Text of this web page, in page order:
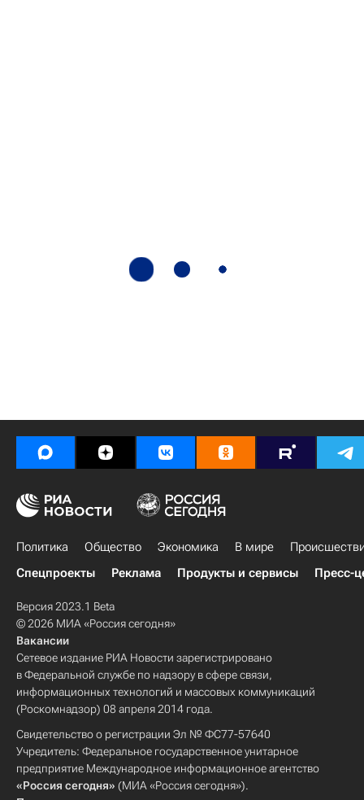
Политика Общество Экономика В мире
Спецпроекты
Реклама Продукты и сервисы Пресс-
Версия 2023.1 Beta
© 2026 МИА «Россия сегодня»
Вакансии
Сетевое издание РИА Новости зарегистрировано
в Федеральной службе по надзору в сфере связи,
информационных технологий и массовых коммуникаций
(Роскомнадзор) 08 апреля 2014 года.
Свидетельство о регистрации Эл № ФС77-57640
Учредитель: Федеральное государственное унитарное
предприятие Международное информационное агентство
«Россия сегодня» (МИА «Россия сегодня»).